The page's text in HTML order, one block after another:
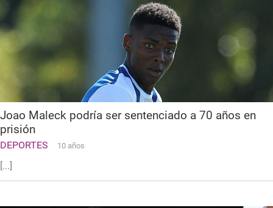
Joao Maleck podría ser sentenciado a 70 años en
prisión
DEPORTES 10 años
[...]